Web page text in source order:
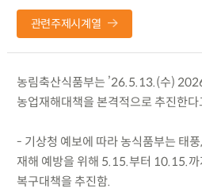
관련주제시계열
농림축산식품부는 ’26.5.13.(수)
농업재해대책을 본격적으로 추진한다
- 기상청 예보에 따라 농식품부는 태
재해 예방을 위해 5.15.부터 10.15.까
복구대책을 추진함.